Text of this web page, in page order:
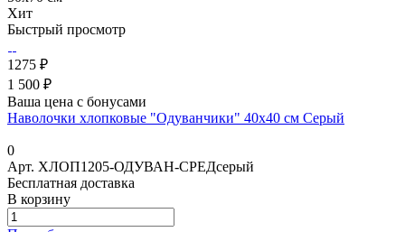
Хит
Быстрый просмотр
1275 ₽
1 500 ₽
Ваша цена с бонусами
Наволочки хлопковые "Одуванчики" 40х40 см Серый
0
Арт. ХЛОП1205-ОДУВАН-СРЕДсерый
Бесплатная доставка
В корзину